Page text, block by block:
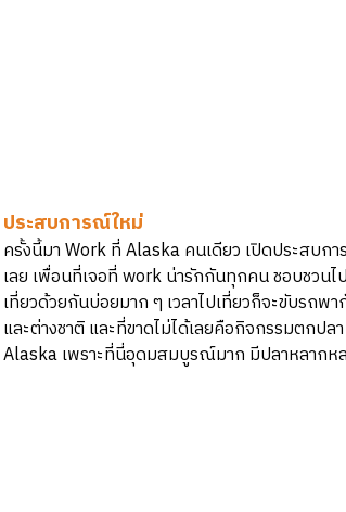
ประสบการณ์ใหม่
ครั้งนี้มา Work ที่ Alaska คนเดียว เปิดประสบ
เลย เพื่อนที่เจอที่ work น่ารักกันทุกคน ชอบชวน
เที่ยวด้วยกันบ่อยมาก ๆ เวลาไปเที่ยวก็จะขับรถพ
และต่างชาติ และที่ขาดไม่ได้เลยคือกิจกรรมตกป
Alaska เพราะที่นี่อุดมสมบูรณ์มาก มีปลาหลากห